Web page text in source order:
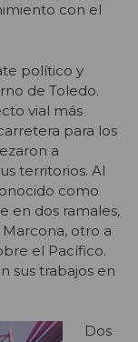
con el
político y
de Toledo.
vial más
para los
a
territorios. Al
como
en dos ramales,
otro a
el Pacífico.
sus trabajos en
Dos